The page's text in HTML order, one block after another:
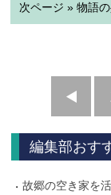
次ページ » 物語
へ
編集部おす
故郷の空き家を